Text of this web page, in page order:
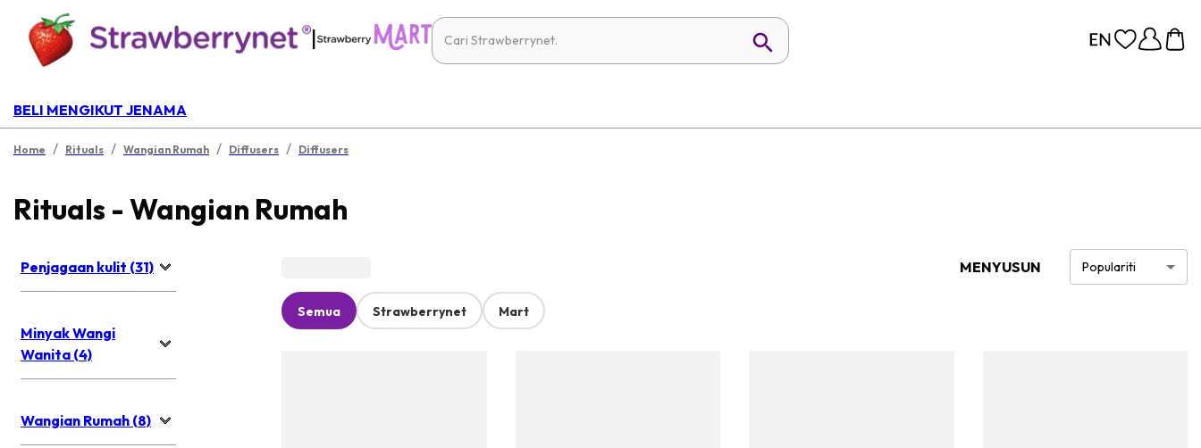
|
BELI MENGIKUT JENAMA
Home / Rituals / Wangian Rumah / Diffusers / Diffusers
Rituals - Wangian Rumah
Penjagaan kulit (31)
Minyak Wangi
Wanita (4)
Wangian Rumah (8)
MENYUSUN Populariti
Semua Strawberrynet Mart